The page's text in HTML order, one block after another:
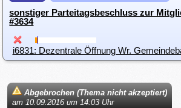
sonstiger Parteitagsbeschluss zur
#3634
i6831: Dezentrale Öffnung Wr.
Abgebrochen (Thema nicht akzeptiert)
am 10.09.2016 um 14:03 Uhr